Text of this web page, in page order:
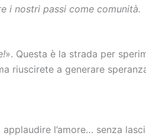
i nostri passi come comunità.
». Questa è la strada per
riuscirete a generare
l’amore… senza